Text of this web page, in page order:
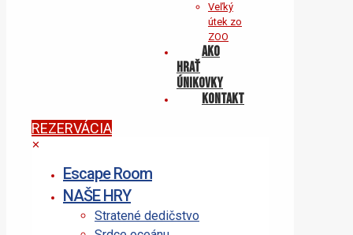
Veľký
útek zo
ZOO
Ako
hrať
únikovky
KONTAKT
REZERVÁCIA
✕
Escape Room
NAŠE HRY
Stratené dedičstvo